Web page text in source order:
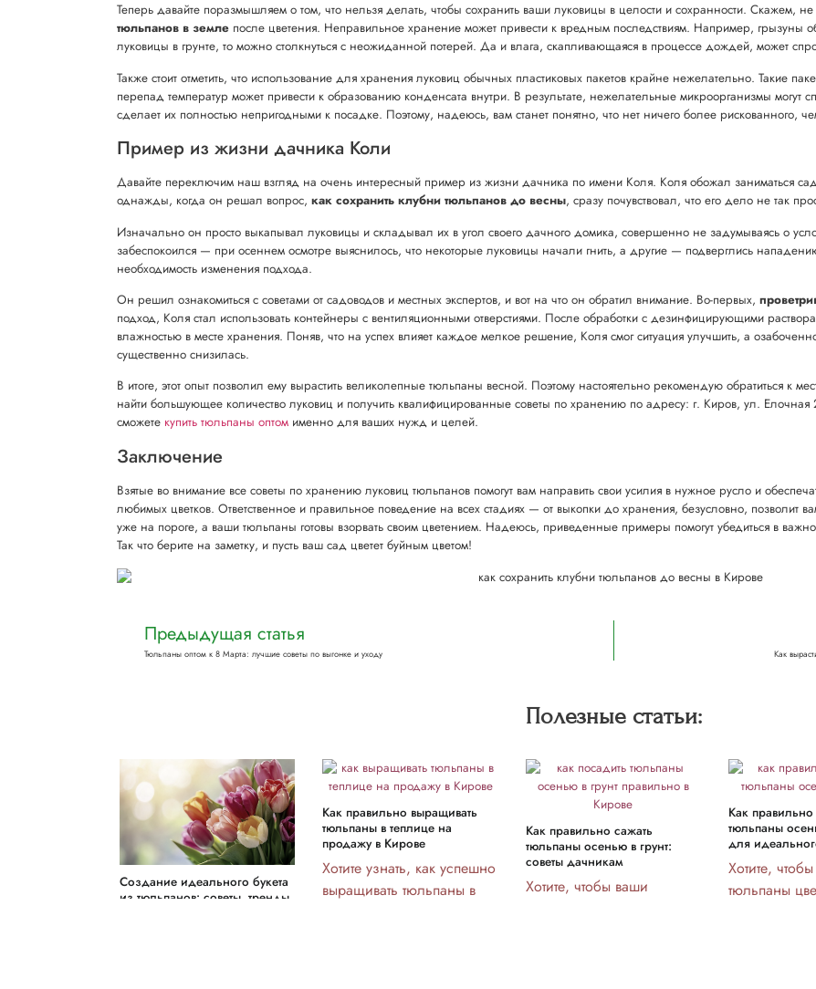
Теперь давайте поразмышляем о том, что нельзя делать, чтобы сохранить ваши луковицы в целости и сохранности. Скажем,
тюльпанов в землепосле цветения. Неправильное хранение может привести к вредным последствиям. Например, грызуны
луковицы в грунте, то можно столкнуться с неожиданной потерей. Да и влага, скапливающаяся в процессе дождей, может
Также стоит отметить, что использование для хранения луковиц обычных пластиковых пакетов крайне нежелательно. Такие
перепад температур может привести к образованию конденсата внутри. В результате, нежелательные микроорганизмы могут
сделает их полностью непригодными к посадке. Поэтому, надеюсь, вам станет понятно, что нет ничего более рискованного,
Пример из жизни дачника Коли
Давайте переключим наш взгляд на очень интересный пример из жизни дачника по имени Коля. Коля обожал заниматься
однажды, когда он решал вопрос, как сохранить клубни тюльпанов до весны, сразу почувствовал, что его дело не так
Изначально он просто выкапывал луковицы и складывал их в угол своего дачного домика, совершенно не задумываясь о
забеспокоился — при осеннем осмотре выяснилось, что некоторые луковицы начали гнить, а другие — подверглись
необходимость изменения подхода.
Он решил ознакомиться с советами от садоводов и местных экспертов, и вот на что он обратил внимание. Во-первых,
подход, Коля стал использовать контейнеры с вентиляционными отверстиями. После обработки с дезинфицирующими
влажностью в месте хранения. Поняв, что на успех влияет каждое мелкое решение, Коля смог ситуация улучшить, а
существенно снизилась.
В итоге, этот опыт позволил ему вырастить великолепные тюльпаны весной. Поэтому настоятельно рекомендую обратиться к
найти большующее количество луковиц и получить квалифицированные советы по хранению по адресу: г. Киров, ул.
сможете купить тюльпаны оптомименно для ваших нужд и целей.
Заключение
Взятые во внимание все советы по хранению луковиц тюльпанов помогут вам направить свои усилия в нужное русло и
любимых цветков. Ответственное и правильное поведение на всех стадиях — от выкопки до хранения, безусловно, позволит
уже на пороге, а ваши тюльпаны готовы взорвать своим цветением. Надеюсь, приведенные примеры помогут убедиться в
Так что берите на заметку, и пусть ваш сад цветет буйным цветом!
Предыдущая статья
Тюльпаны оптом к 8 Марта: лучшие советы по выгонке и уходу Как
Полезные статьи:
Создание идеального букета
из тюльпанов: советы, тренды
Как правильно выращивать
тюльпаны в теплице на
продажу в Кирове
Хотите узнать, как успешно
выращивать тюльпаны в
Как правильно сажать
тюльпаны осенью в грунт:
советы дачникам
Хотите, чтобы ваши
Как правильно
тюльпаны
для
Хотите,
тюльпаны